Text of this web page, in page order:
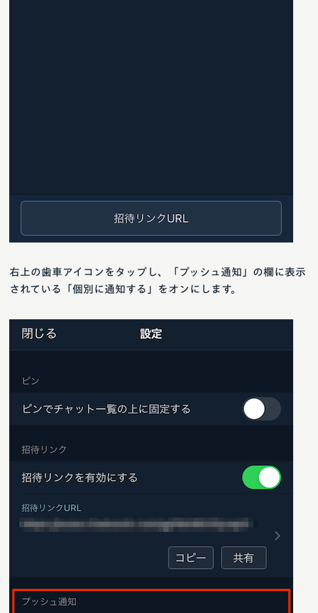
右上の歯車アイコンをタップし、「プッシュ通知」の欄に表示
されている「個別に通知する」をオンにします。